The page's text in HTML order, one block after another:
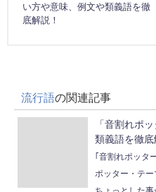
い方や意味、例文や類義語を徹
底解説！
流行語の関連記事
「音割れポ
類義語を徹底
｢音割れポッタ
ポッター・テ